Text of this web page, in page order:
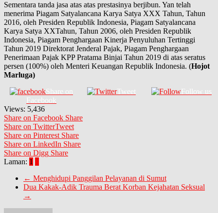
Sementara tanda jasa atas atas prestasinya berjibun. Yan telah
menerima Piagam Satyalancana Karya Satya XXX Tahun, Tahun
2016, oleh Presiden Republik Indonesia, Piagam Satyalancana
Karya Satya XXTahun, Tahun 2006, oleh Presiden Republik
Indonesia, Piagam Penghargaan Kinerja Penyuluhan Tertinggi
Tahun 2019 Direktorat Jenderal Pajak, Piagam Penghargaan
Penerimaan Pajak KPP Pratama Binjai Tahun 2019 di atas seratus
persen (100%) oleh Menteri Keuangan Republik Indonesia. (Hojot
Marluga)
Share on
Facebook
Tweet Follow us
Views: 5,436
Share on Facebook Share
Share on TwitterTweet
Share on Pinterest Share
Share on LinkedIn Share
Share on Digg Share
Laman: 1
← Menghidupi Panggilan Pelayanan di Sumut
Dua Kakak-Adik Trauma Berat Korban Kejahatan Seksual
→